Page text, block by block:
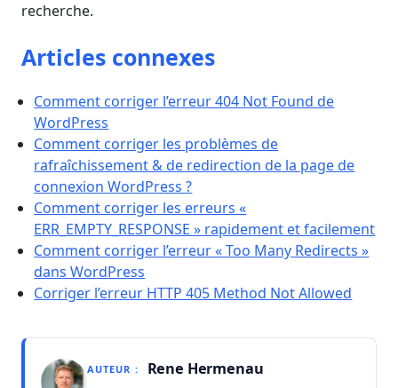
recherche.
Articles connexes
Comment corriger l’erreur 404 Not Found de
WordPress
Comment corriger les problèmes de
rafraîchissement & de redirection de la page de
connexion WordPress ?
Comment corriger les erreurs «
ERR_EMPTY_RESPONSE » rapidement et facilement
Comment corriger l’erreur « Too Many Redirects »
dans WordPress
Corriger l’erreur HTTP 405 Method Not Allowed
AUTEUR : Rene Hermenau